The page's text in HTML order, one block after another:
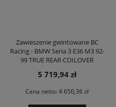
Zawieszenie gwintowane BC
Racing - BMW Seria 3 E36 M3 92-
99 TRUE REAR COILOVER
5 719,94 zł
Cena netto: 4 650,36 zł